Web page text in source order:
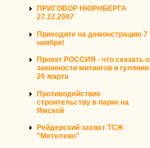
ПРИГОВОР НЮРНБЕРГА
27.12.2007
Приходите на демонстрацию 7
ноября!
Проект РОССИЯ - что сказать о
законности митингов и гуляния
26 марта
Противодействие
строительству в парке на
Ямской
Рейдерский захват ТСЖ
"Метелево"